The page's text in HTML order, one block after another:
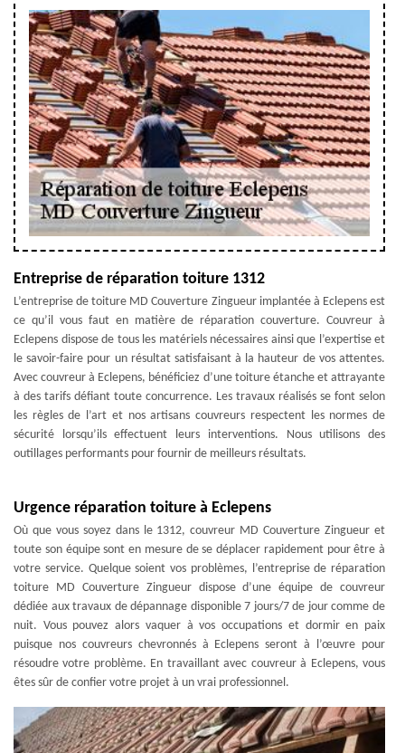
Entreprise de réparation toiture 1312
L’entreprise de toiture MD Couverture Zingueur implantée à Eclepens est
ce qu’il vous faut en matière de réparation couverture. Couvreur à
Eclepens dispose de tous les matériels nécessaires ainsi que l’expertise et
le savoir-faire pour un résultat satisfaisant à la hauteur de vos attentes.
Avec couvreur à Eclepens, bénéficiez d’une toiture étanche et attrayante
à des tarifs défiant toute concurrence. Les travaux réalisés se font selon
les règles de l’art et nos artisans couvreurs respectent les normes de
sécurité lorsqu’ils effectuent leurs interventions. Nous utilisons des
outillages performants pour fournir de meilleurs résultats.
Urgence réparation toiture à Eclepens
Où que vous soyez dans le 1312, couvreur MD Couverture Zingueur et
toute son équipe sont en mesure de se déplacer rapidement pour être à
votre service. Quelque soient vos problèmes, l’entreprise de réparation
toiture MD Couverture Zingueur dispose d’une équipe de couvreur
dédiée aux travaux de dépannage disponible 7 jours/7 de jour comme de
nuit. Vous pouvez alors vaquer à vos occupations et dormir en paix
puisque nos couvreurs chevronnés à Eclepens seront à l’œuvre pour
résoudre votre problème. En travaillant avec couvreur à Eclepens, vous
êtes sûr de confier votre projet à un vrai professionnel.